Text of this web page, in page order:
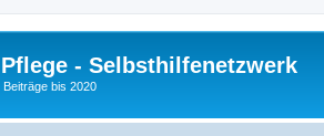
- Selbsthilfenetzwerk
bis 2020